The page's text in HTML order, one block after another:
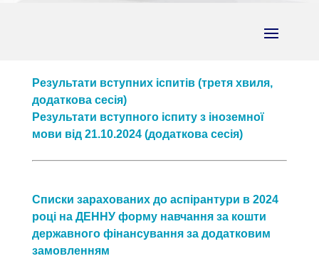
Результати вступних іспитів (третя хвиля,
додаткова сесія)
Результати вступного іспиту з іноземної
мови від 21.10.2024 (додаткова сесія)
Списки зарахованих до аспірантури в 2024
році на ДЕННУ форму навчання за кошти
державного фінансування за додатковим
замовленням